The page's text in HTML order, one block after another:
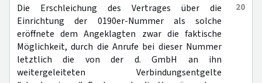
20
Die Erschleichung des Vertrages über die
Einrichtung der 0190er-Nummer als solche
eröffnete dem Angeklagten zwar die faktische
Möglichkeit, durch die Anrufe bei dieser Nummer
letztlich die von der d. GmbH an ihn
weitergeleiteten Verbindungsentgelte